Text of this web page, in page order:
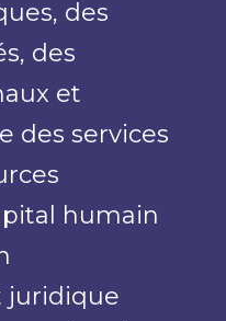
des
des
et
des services
humain
juridique